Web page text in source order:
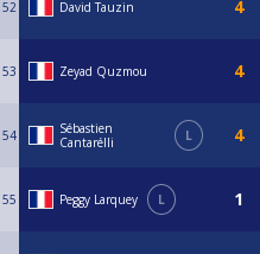
52 David Tauzin
53 Zeyad Quzmou
54
Sébastien
Cantarélli
L
55 Peggy Larquey L